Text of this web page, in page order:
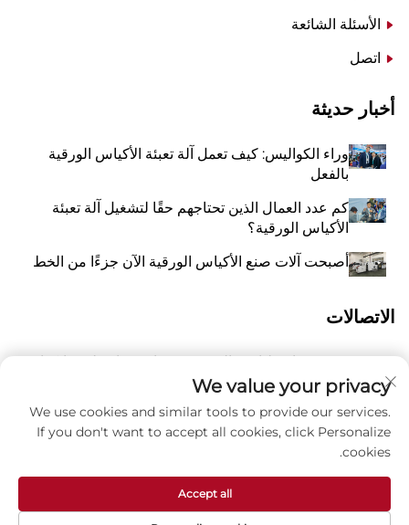
الأسئلة الشائعة
اتصل
أخبار حديثة
وراء الكواليس: كيف تعمل آلة تعبئة الأكياس الورقية
بالفعل
كم عدد العمال الذين تحتاجهم حقًا لتشغيل آلة تعبئة
الأكياس الورقية؟
أصبحت آلات صنع الأكياس الورقية الآن جزءًا من الخط
الاتصالات
رقم 118 شارع ليانغيو الشرقية، تشانغتشياو، بلدة وانكوان،
بينغيانغ، مدينة ونتشو، مقاطعة تشيجيانغ، الصين 325409
P
8615988795434
We value your privacy
We use cookies and similar tools to provide our services.
If you don't want to accept all cookies, click Personalize
cookies.
Accept all